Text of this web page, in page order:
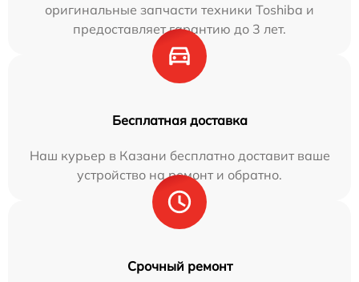
оригинальные запчасти техники Toshiba и
предоставляет гарантию до 3 лет.
Бесплатная доставка
Наш курьер в Казани бесплатно доставит ваше
устройство на ремонт и обратно.
Срочный ремонт